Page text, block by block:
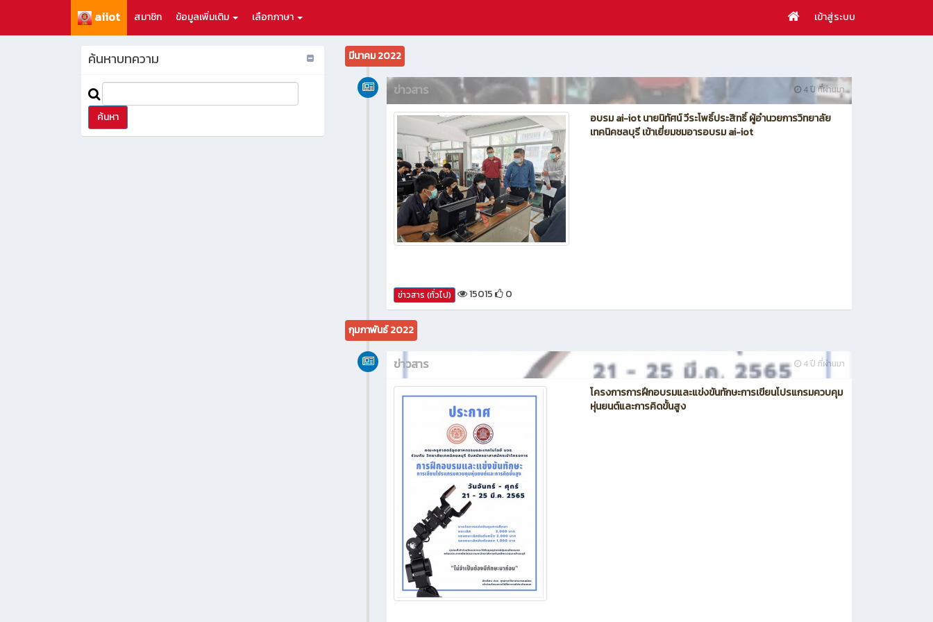
aiiot สมาชิก ข้อมูลเพิ่มเติม เลือกภาษา เข้าสู่ระบบ
ค้นหาบทความ มีนาคม 2022
4 ปี ที่ผ่านมา
ข่าวสาร
อบรม ai-iot นายนิทัศน์ วีระโพธิ์ประสิทธิ์ ผู้อำนวยการวิทยาลัย
เทคนิคชลบุรี เข้าเยี่ยมชมอารอบรม ai-iot
ข่าวสาร (ทั่วไป) 15015 0
กุมภาพันธ์ 2022
4 ปี ที่ผ่านมา
ข่าวสาร
โครงการการฝึกอบรมและแข่งขันทักษะการเขียนโปรแกรมควบคุม
หุ่นยนต์และการคิดขั้นสูง